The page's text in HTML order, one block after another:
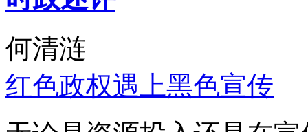
何清涟
红色政权遇上黑色宣传